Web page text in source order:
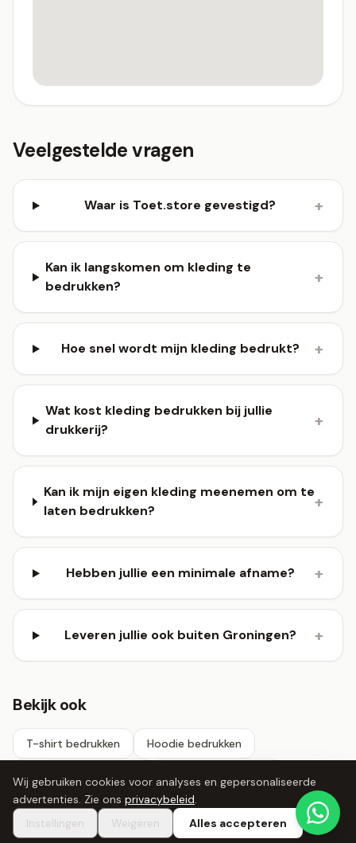
Veelgestelde vragen
Waar is Toet.store gevestigd? +
Kan ik langskomen om kleding te
bedrukken?
+
Hoe snel wordt mijn kleding bedrukt? +
Wat kost kleding bedrukken bij jullie
drukkerij?
+
Kan ik mijn eigen kleding meenemen om te
laten bedrukken?
+
Hebben jullie een minimale afname? +
Leveren jullie ook buiten Groningen? +
Bekijk ook
T-shirt bedrukken Hoodie bedrukken
Zakelijk bestellen
Wij gebruiken cookies voor analyses en gepersonaliseerde
advertenties. Zie ons privacybeleid.
Instellingen
Weigeren Alles accepteren